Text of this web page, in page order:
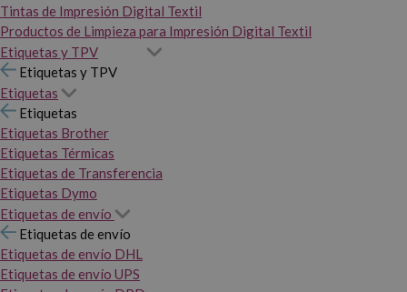
Tintas de Impresión Digital Textil
Productos de Limpieza para Impresión Digital Textil
Etiquetas y TPV
Etiquetas y TPV
Etiquetas
Etiquetas
Etiquetas Brother
Etiquetas Térmicas
Etiquetas de Transferencia
Etiquetas Dymo
Etiquetas de envío
Etiquetas de envío
Etiquetas de envío DHL
Etiquetas de envío UPS